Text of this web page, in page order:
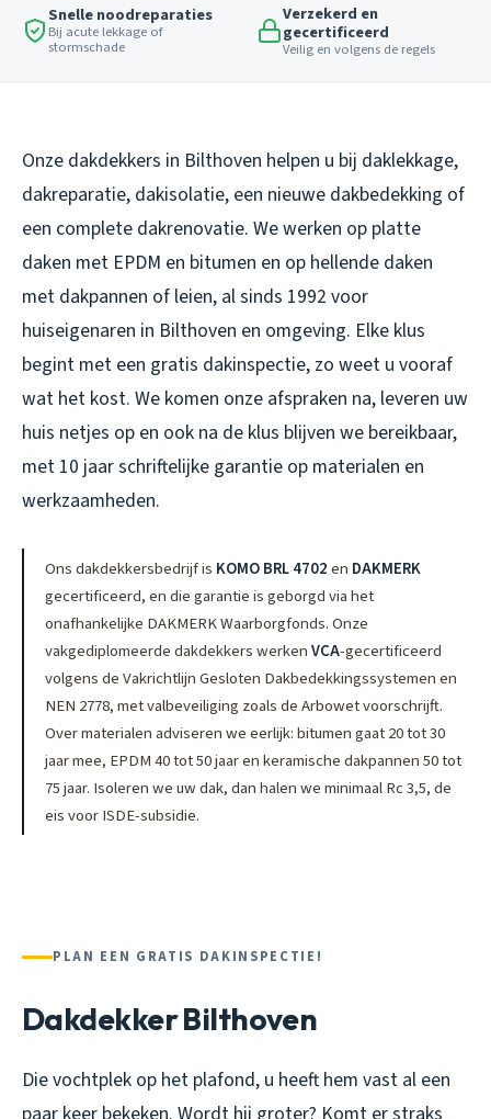
Snelle noodreparaties
Bij acute lekkage of
stormschade
Verzekerd en
gecertificeerd
Veilig en volgens de regels
Onze dakdekkers in Bilthoven helpen u bij daklekkage,
dakreparatie, dakisolatie, een nieuwe dakbedekking of
een complete dakrenovatie. We werken op platte
daken met EPDM en bitumen en op hellende daken
met dakpannen of leien, al sinds 1992 voor
huiseigenaren in Bilthoven en omgeving. Elke klus
begint met een gratis dakinspectie, zo weet u vooraf
wat het kost. We komen onze afspraken na, leveren uw
huis netjes op en ook na de klus blijven we bereikbaar,
met 10 jaar schriftelijke garantie op materialen en
werkzaamheden.
Ons dakdekkersbedrijf is KOMO BRL 4702en DAKMERK
gecertificeerd, en die garantie is geborgd via het
onafhankelijke DAKMERK Waarborgfonds. Onze
vakgediplomeerde dakdekkers werkenVCA-gecertificeerd
volgens de Vakrichtlijn Gesloten Dakbedekkingssystemen en
NEN 2778, met valbeveiliging zoals de Arbowet voorschrijft.
Over materialen adviseren we eerlijk: bitumen gaat 20 tot 30
jaar mee, EPDM 40 tot 50 jaar en keramische dakpannen 50 tot
75 jaar. Isoleren we uw dak, dan halen we minimaal Rc 3,5, de
eis voor ISDE-subsidie.
PLAN EEN GRATIS DAKINSPECTIE!
Dakdekker Bilthoven
Die vochtplek op het plafond, u heeft hem vast al een